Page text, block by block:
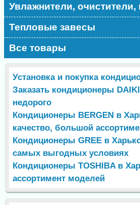
Увлажнители,
Тепловые завесы
Все товары
Установка и покупка
Заказать кондиционеры
недорого
Кондиционеры BERGEN в
качество, большой
Кондиционеры GREE в
самых выгодных условиях
Кондиционеры TOSHIBA в
ассортимент моделей